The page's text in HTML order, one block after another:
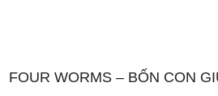
FOUR WORMS – BỐN CON